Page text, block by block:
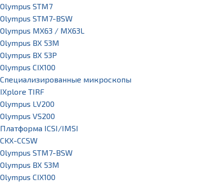
Olympus STM7
Olympus STM7-BSW
Olympus MX63 / MX63L
Olympus BX 53M
Olympus BX 53P
Olympus CIX100
Специализированные микроскопы
IXplore TIRF
Olympus LV200
Olympus VS200
Платформа ICSI/IMSI
CKX-CCSW
Olympus STM7-BSW
Olympus BX 53M
Olympus CIX100